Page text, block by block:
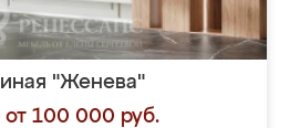
"Женева"
от 100 000 руб.